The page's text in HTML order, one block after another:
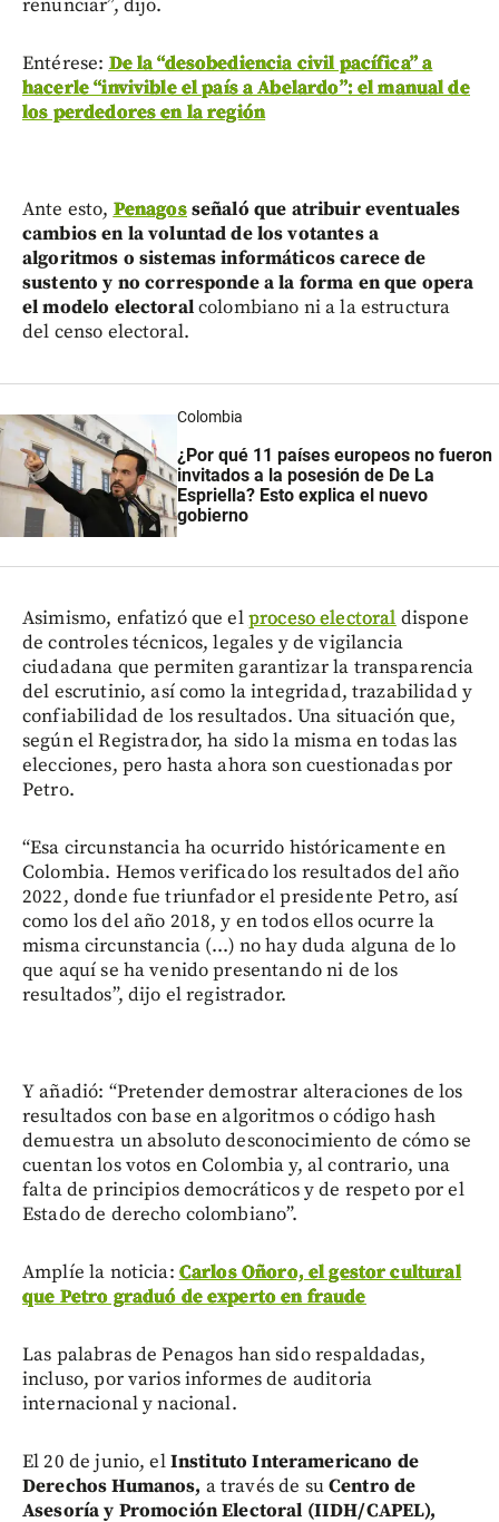
renunciar”, dijo.
Entérese: De la “desobediencia civil pacífica” a
hacerle “invivible el país a Abelardo”: el manual de
los perdedores en la región
Ante esto, Penagosseñaló que atribuir eventuales
cambios en la voluntad de los votantes a
algoritmos o sistemas informáticos carece de
sustento y no corresponde a la forma en que opera
el modelo electoralcolombiano ni a la estructura
del censo electoral.
Colombia
¿Por qué 11 países europeos no fueron
invitados a la posesión de De La
Espriella? Esto explica el nuevo
gobierno
Asimismo, enfatizó que elproceso electoral dispone
de controles técnicos, legales y de vigilancia
ciudadana que permiten garantizar la transparencia
del escrutinio, así como la integridad, trazabilidad y
confiabilidad de los resultados. Una situación que,
según el Registrador, ha sido la misma en todas las
elecciones, pero hasta ahora son cuestionadas por
Petro.
“Esa circunstancia ha ocurrido históricamente en
Colombia. Hemos verificado los resultados del año
2022, donde fue triunfador el presidente Petro, así
como los del año 2018, y en todos ellos ocurre la
misma circunstancia (...) no hay duda alguna de lo
que aquí se ha venido presentando ni de los
resultados”, dijo el registrador.
Y añadió: “Pretender demostrar alteraciones de los
resultados con base en algoritmos o código hash
demuestra un absoluto desconocimiento de cómo se
cuentan los votos en Colombia y, al contrario, una
falta de principios democráticos y de respeto por el
Estado de derecho colombiano”.
Amplíe la noticia: Carlos Oñoro, el gestor cultural
que Petro graduó de experto en fraude
Las palabras de Penagos han sido respaldadas,
incluso, por varios informes de auditoria
internacional y nacional.
El 20 de junio, elInstituto Interamericano de
Derechos Humanos, a través de suCentro de
Asesoría y Promoción Electoral (IIDH/CAPEL),